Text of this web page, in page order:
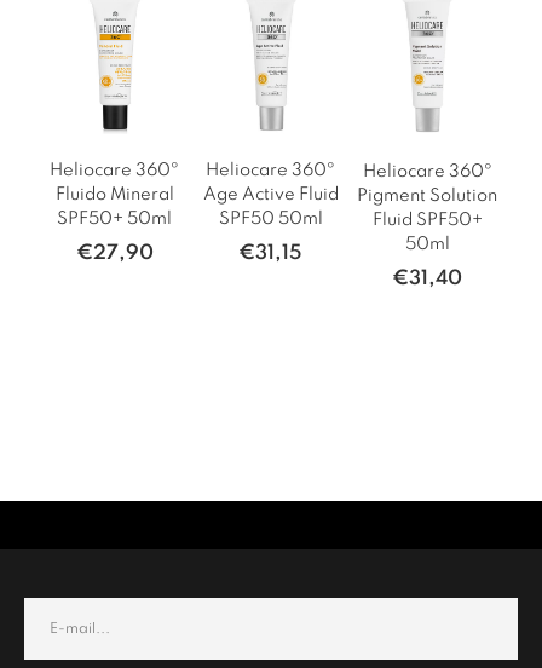
Heliocare 360º
Fluido Mineral
SPF50+ 50ml
€27,90
Heliocare 360º
Age Active Fluid
SPF50 50ml
€31,15
Heliocare 360º
Pigment Solution
Fluid SPF50+
50ml
€31,40